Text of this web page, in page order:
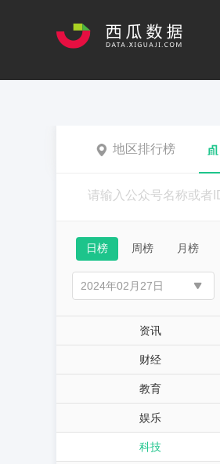
地区排行榜
日榜 周榜 月榜
资讯
财经
教育
娱乐
科技